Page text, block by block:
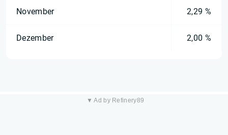
November 2,29 %
Dezember 2,00 %
▼ Ad by Refinery89